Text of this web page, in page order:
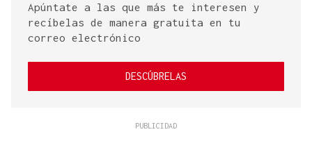
Apúntate a las que más te interesen y
recíbelas de manera gratuita en tu
correo electrónico
DESCÚBRELAS